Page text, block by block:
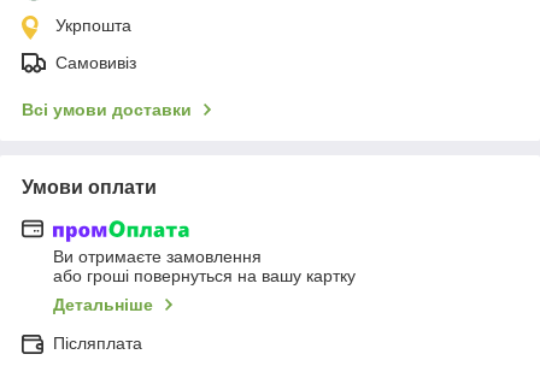
Укрпошта
Самовивіз
Всі умови доставки
Умови оплати
Ви отримаєте замовлення
або гроші повернуться на вашу картку
Детальніше
Післяплата